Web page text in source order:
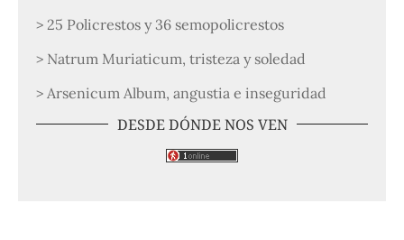
> 25 Policrestos y 36 semopolicrestos
> Natrum Muriaticum, tristeza y soledad
> Arsenicum Album, angustia e inseguridad
DESDE DÓNDE NOS VEN